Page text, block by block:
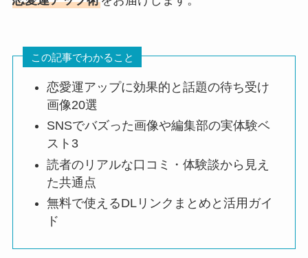
この記事でわかること
恋愛運アップに効果的と話題の待ち受け
画像20選
SNSでバズった画像や編集部の実体験ベ
スト3
読者のリアルな口コミ・体験談から見え
た共通点
無料で使えるDLリンクまとめと活用ガイ
ド